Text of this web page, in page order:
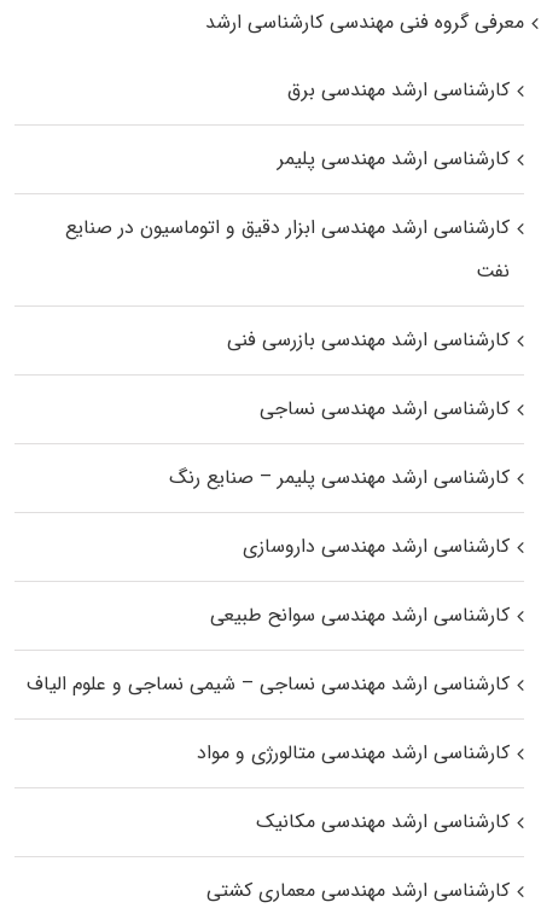
معرفی گروه فنی مهندسی کارشناسی ارشد
کارشناسی ارشد مهندسی برق
کارشناسی ارشد مهندسی پلیمر
کارشناسی ارشد مهندسی ابزار دقیق و اتوماسیون در صنایع
نفت
کارشناسی ارشد مهندسی بازرسی فنی
کارشناسی ارشد مهندسی نساجی
کارشناسی ارشد مهندسی پلیمر – صنایع رنگ
کارشناسی ارشد مهندسی داروسازی
کارشناسی ارشد مهندسی سوانح طبیعی
کارشناسی ارشد مهندسی نساجی – شیمی نساجی و علوم الیاف
کارشناسی ارشد مهندسی متالورژی و مواد
کارشناسی ارشد مهندسی مکانیک
کارشناسی ارشد مهندسی معماری کشتی